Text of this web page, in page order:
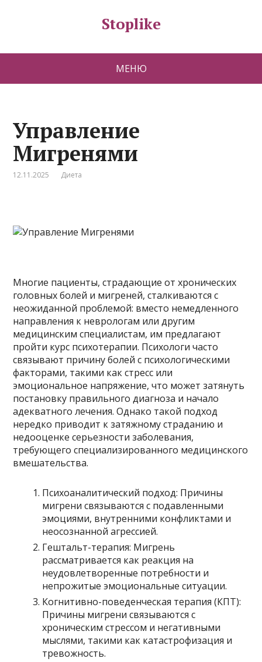
Stoplike
МЕНЮ
Управление
Мигренями
12.11.2025 Диета
Многие пациенты, страдающие от хронических
головных болей и мигреней, сталкиваются с
неожиданной проблемой: вместо немедленного
направления к неврологам или другим
медицинским специалистам, им предлагают
пройти курс психотерапии. Психологи часто
связывают причину болей с психологическими
факторами, такими как стресс или
эмоциональное напряжение, что может затянуть
постановку правильного диагноза и начало
адекватного лечения. Однако такой подход
нередко приводит к затяжному страданию и
недооценке серьезности заболевания,
требующего специализированного медицинского
вмешательства.
Психоаналитический подход: Причины
мигрени связываются с подавленными
эмоциями, внутренними конфликтами и
неосознанной агрессией.
Гештальт-терапия: Мигрень
рассматривается как реакция на
неудовлетворенные потребности и
непрожитые эмоциональные ситуации.
Когнитивно-поведенческая терапия (КПТ):
Причины мигрени связываются с
хроническим стрессом и негативными
мыслями, такими как катастрофизация и
тревожность.